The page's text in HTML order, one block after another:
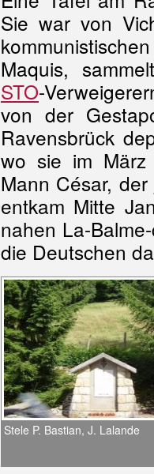
Sie war von
Maquis,
STO-
von der
Ravensbrück
wo sie im März
Mann César, der
entkam Mitte
nahen La-
die Deutschen
Stele P. Bastian, J. Lalande